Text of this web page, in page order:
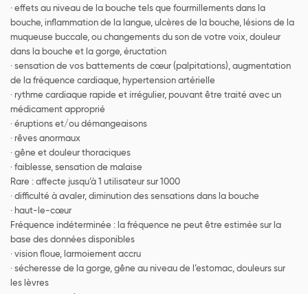
· effets au niveau de la bouche tels que fourmillements dans la
bouche, inflammation de la langue, ulcères de la bouche, lésions de la
muqueuse buccale, ou changements du son de votre voix, douleur
dans la bouche et la gorge, éructation
· sensation de vos battements de cœur (palpitations), augmentation
de la fréquence cardiaque, hypertension artérielle
· rythme cardiaque rapide et irrégulier, pouvant être traité avec un
médicament approprié
· éruptions et/ou démangeaisons
· rêves anormaux
· gêne et douleur thoraciques
· faiblesse, sensation de malaise
Rare : affecte jusqu’à 1 utilisateur sur 1000
· difficulté à avaler, diminution des sensations dans la bouche
· haut-le-cœur
Fréquence indéterminée : la fréquence ne peut être estimée sur la
base des données disponibles
· vision floue, larmoiement accru
· sécheresse de la gorge, gêne au niveau de l’estomac, douleurs sur
les lèvres